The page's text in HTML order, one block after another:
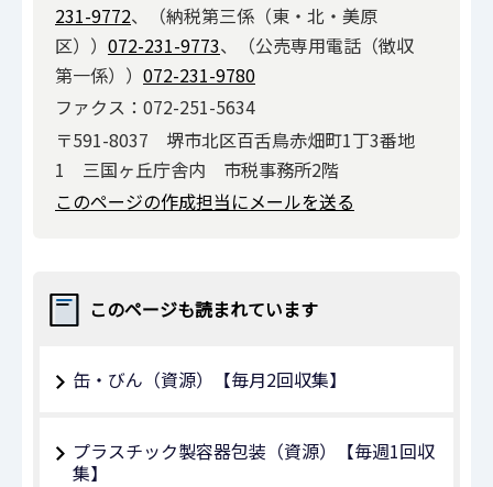
231-9772、（納税第三係（東・北・美原
区）） 072-231-9773、（公売専用電話（徴収
第一係）） 072-231-9780
ファクス：072-251-5634
〒591-8037 堺市北区百舌鳥赤畑町1丁3番地
1 三国ヶ丘庁舎内 市税事務所2階
このページの作成担当にメールを送る
このページも読まれています
缶・びん（資源）【毎月2回収集】
プラスチック製容器包装（資源）【毎週1回収
集】